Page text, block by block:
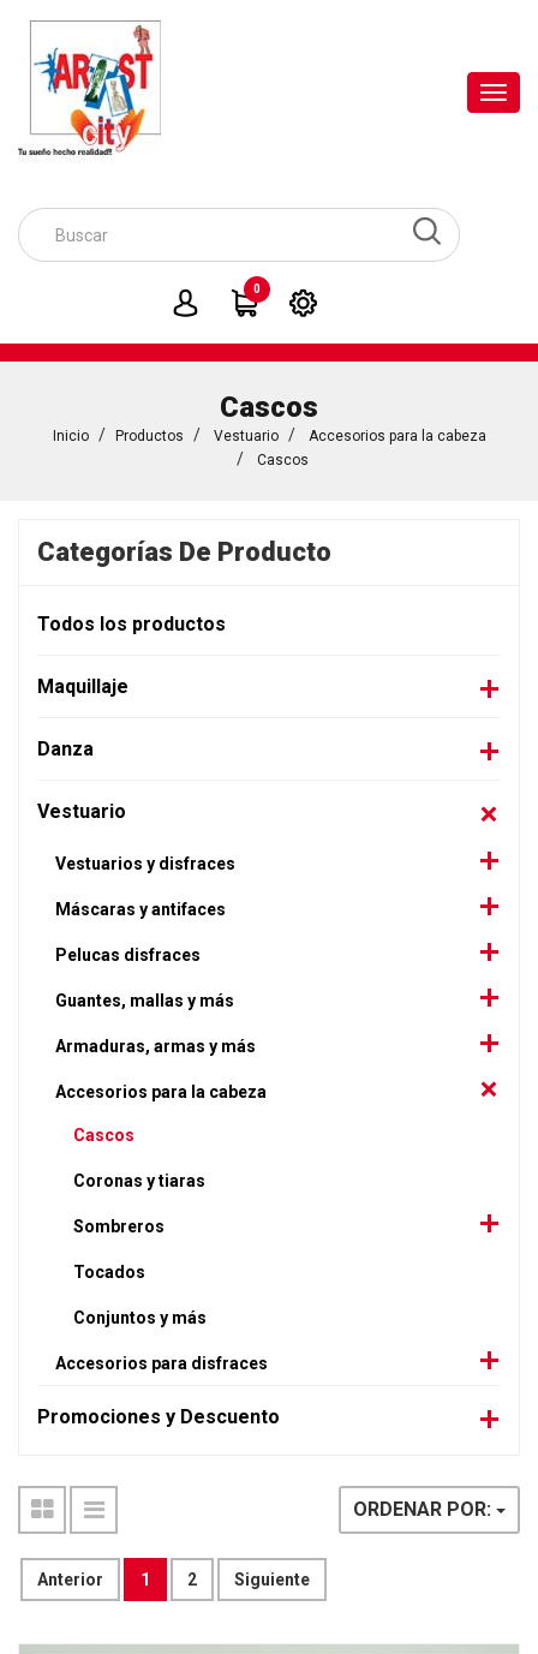
0
Cascos
Inicio Productos Vestuario
Accesorios para la cabeza
Cascos
Categorías De Producto
Todos los productos
Maquillaje
Danza
Vestuario
Vestuarios y disfraces
Máscaras y antifaces
Pelucas disfraces
Guantes, mallas y más
Armaduras, armas y más
Accesorios para la cabeza
Cascos
Coronas y tiaras
Sombreros
Tocados
Conjuntos y más
Accesorios para disfraces
Promociones y Descuento
Anterior 1 2 Siguiente
ORDENAR POR: